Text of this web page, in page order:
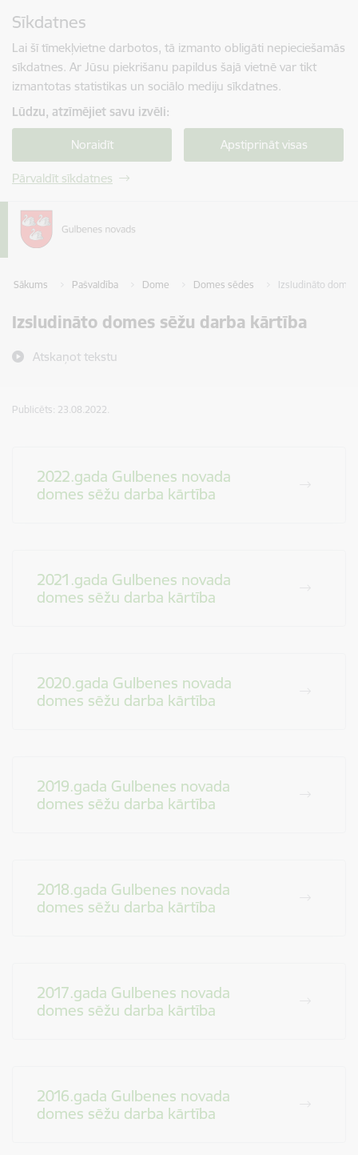
Sīkdatnes
Lai šī tīmekļvietne darbotos, tā izmanto obligāti nepieciešamās
sīkdatnes. Ar Jūsu piekrišanu papildus šajā vietnē var tikt
izmantotas statistikas un sociālo mediju sīkdatnes.
Lūdzu, atzīmējiet savu izvēli:
Noraidīt Apstiprināt visas
Pārvaldīt sīkdatnes
Sākums Pašvaldība Dome Domes sēdes Izsludināto
Izsludināto domes sēžu darba kārtība
Atskaņot tekstu
Publicēts: 23.08.2022.
2022.gada Gulbenes novada
domes sēžu darba kārtība
2021.gada Gulbenes novada
domes sēžu darba kārtība
2020.gada Gulbenes novada
domes sēžu darba kārtība
2019.gada Gulbenes novada
domes sēžu darba kārtība
2018.gada Gulbenes novada
domes sēžu darba kārtība
2017.gada Gulbenes novada
domes sēžu darba kārtība
2016.gada Gulbenes novada
domes sēžu darba kārtība